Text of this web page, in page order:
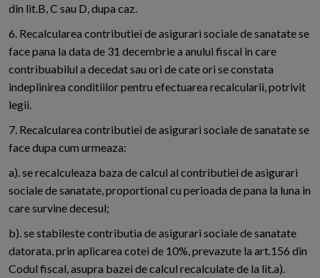
din lit.B, C sau D, dupa caz.
6. Recalcularea contributiei de asigurari sociale de sanatate se
face pana la data de 31 decembrie a anului fiscal in care
contribuabilul a decedat sau ori de cate ori se constata
indeplinirea conditiilor pentru efectuarea recalcularii, potrivit
legii.
7. Recalcularea contributiei de asigurari sociale de sanatate se
face dupa cum urmeaza:
a). se recalculeaza baza de calcul al contributiei de asigurari
sociale de sanatate, proportional cu perioada de pana la luna in
care survine decesul;
b). se stabileste contributia de asigurari sociale de sanatate
datorata, prin aplicarea cotei de 10%, prevazute la art.156 din
Codul fiscal, asupra bazei de calcul recalculate de la lit.a).